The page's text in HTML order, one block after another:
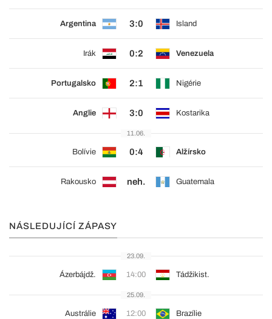
Argentina 3:0 Island
Irák 0:2 Venezuela
Portugalsko 2:1 Nigérie
Anglie 3:0 Kostarika
11.06.
Bolívie 0:4 Alžírsko
Rakousko neh. Guatemala
NÁSLEDUJÍCÍ ZÁPASY
23.09.
Ázerbájdž. 14:00 Tádžikist.
25.09.
Austrálie 12:00 Brazílie